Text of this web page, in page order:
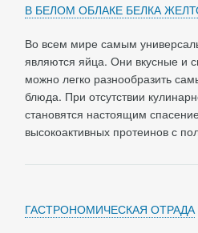
В БЕЛОМ ОБЛАКЕ БЕЛКА
Во всем мире самым
являются яйца. Они вкусные и
можно легко разнообразить
блюда. При отсутствии
становятся настоящим
высокоактивных протеинов с
ГАСТРОНОМИЧЕСКАЯ ОТРАДА